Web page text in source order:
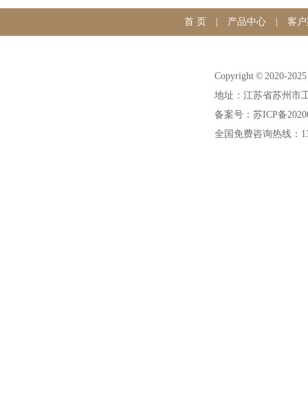
首 页 产品中心| 客
Copyright © 2020-
地址：江苏省苏州市
备案号：苏ICP备
全国免费咨询热线：